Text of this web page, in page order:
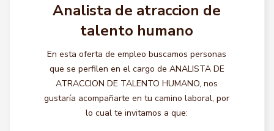
Analista de atraccion de
talento humano
En esta oferta de empleo buscamos personas
que se perfilen en el cargo de ANALISTA DE
ATRACCION DE TALENTO HUMANO, nos
gustaría acompañarte en tu camino laboral, por
lo cual te invitamos a que: